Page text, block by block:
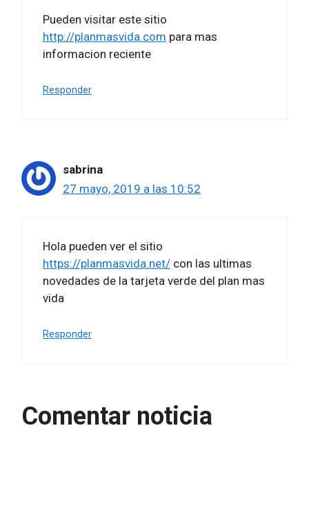
Pueden visitar este sitio
http://planmasvida.com para mas
informacion reciente
Responder
sabrina
27 mayo, 2019 a las 10:52
Hola pueden ver el sitio
https://planmasvida.net/ con las ultimas
novedades de la tarjeta verde del plan mas
vida
Responder
Comentar noticia